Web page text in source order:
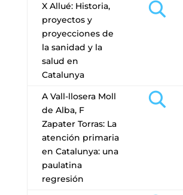
X Allué: Historia,
proyectos y
proyecciones de
la sanidad y la
salud en
Catalunya
A Vall-llosera Moll
de Alba, F
Zapater Torras: La
atención primaria
en Catalunya: una
paulatina
regresión